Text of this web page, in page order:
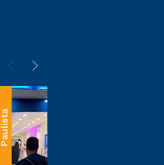
Paulista